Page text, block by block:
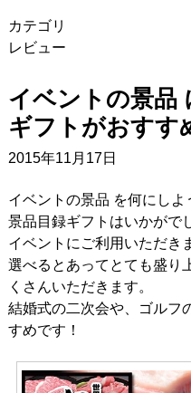
カテゴリ
レビュー
イベントの景品
ギフトがおすす
2015年11月17日
イベントの景品 を何にし
景品目録ギフトはいかがで
イベントにご利用いただき
選べるとあってとても盛り
くさんいただきます。
結婚式の二次会や、ゴルフ
すめです！